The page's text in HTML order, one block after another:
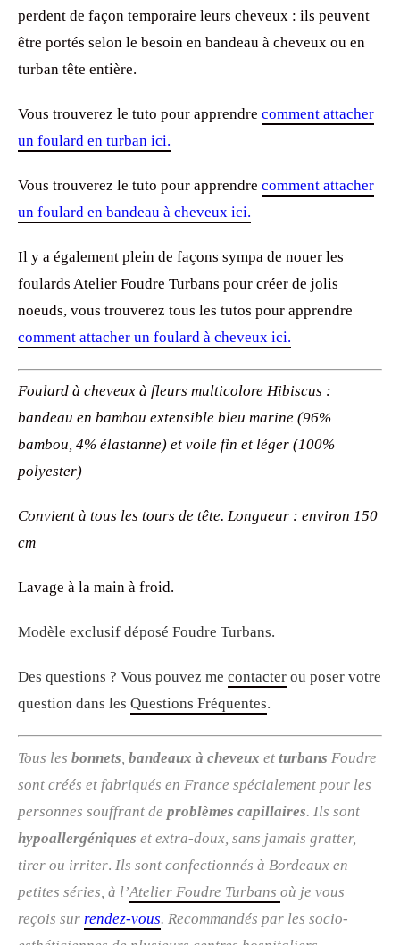
perdent de façon temporaire leurs cheveux : ils peuvent
être portés selon le besoin en bandeau à cheveux ou en
turban tête entière.
Vous trouverez le tuto pour apprendre comment attacher
un foulard en turban ici.
Vous trouverez le tuto pour apprendre comment attacher
un foulard en bandeau à cheveux ici.
Il y a également plein de façons sympa de nouer les
foulards Atelier Foudre Turbans pour créer de jolis
noeuds, vous trouverez tous les tutos pour apprendre
comment attacher un foulard à cheveux ici.
Foulard à cheveux à fleurs multicolore Hibiscus :
bandeau en bambou extensible bleu marine (96%
bambou, 4% élastanne) et voile fin et léger (100%
polyester)
Convient à tous les tours de tête. Longueur : environ 150
cm
Lavage à la main à froid.
Modèle exclusif déposé Foudre Turbans.
Des questions ? Vous pouvez me contacter ou poser votre
question dans les Questions Fréquentes.
Tous les bonnets, bandeaux à cheveux et turbans Foudre
sont créés et fabriqués en France spécialement pour les
personnes souffrant de problèmes capillaires. Ils sont
hypoallergéniques et extra-doux, sans jamais gratter,
tirer ou irriter. Ils sont confectionnés à Bordeaux en
petites séries, à l’Atelier Foudre Turbans où je vous
reçois sur rendez-vous. Recommandés par les socio-